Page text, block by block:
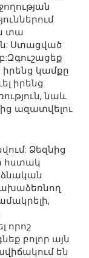
տա
Ստացված
իրենց կամքը
իրենց
նաև
ազատվելու
Ձեզնից
հստակ
որոշ
բոլոր այն
են